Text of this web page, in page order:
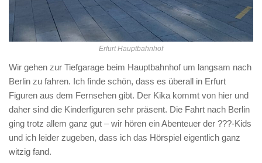
Erfurt Hauptbahnhof
Wir gehen zur Tiefgarage beim Hauptbahnhof um langsam nach
Berlin zu fahren. Ich finde schön, dass es überall in Erfurt
Figuren aus dem Fernsehen gibt. Der Kika kommt von hier und
daher sind die Kinderfiguren sehr präsent. Die Fahrt nach Berlin
ging trotz allem ganz gut – wir hören ein Abenteuer der ???-Kids
und ich leider zugeben, dass ich das Hörspiel eigentlich ganz
witzig fand.